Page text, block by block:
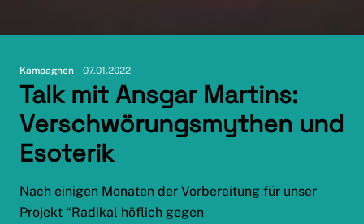
Kampagnen 07.01.2022
Talk mit Ansgar Martins:
Verschwörungsmythen und
Esoterik
Nach einigen Monaten der Vorbereitung für unser
Projekt “Radikal höflich gegen